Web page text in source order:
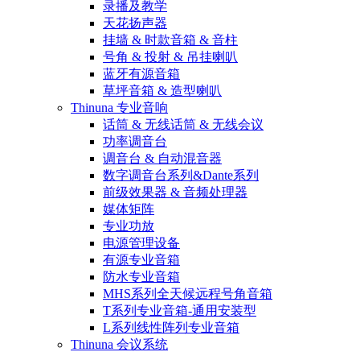
录播及教学
天花扬声器
挂墙 & 时款音箱 & 音柱
号角 & 投射 & 吊挂喇叭
蓝牙有源音箱
草坪音箱 & 造型喇叭
Thinuna 专业音响
话筒 & 无线话筒 & 无线会议
功率调音台
调音台 & 自动混音器
数字调音台系列&Dante系列
前级效果器 & 音频处理器
媒体矩阵
专业功放
电源管理设备
有源专业音箱
防水专业音箱
MHS系列全天候远程号角音箱
T系列专业音箱-通用安装型
L系列线性阵列专业音箱
Thinuna 会议系统